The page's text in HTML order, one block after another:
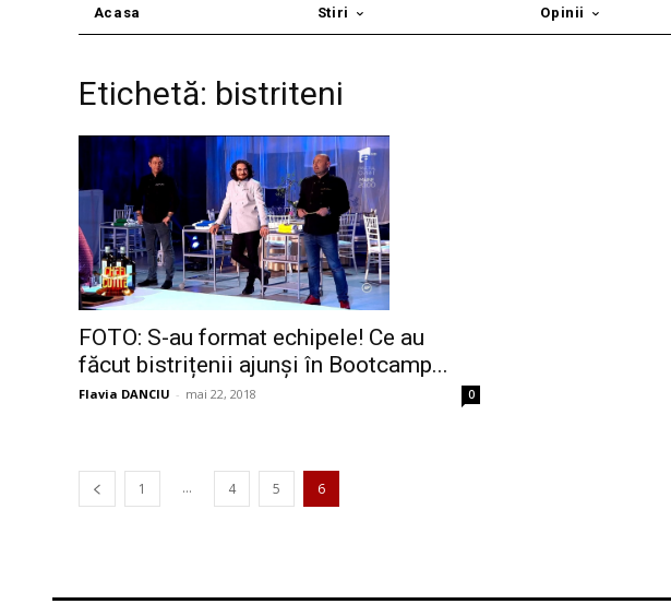
Acasa Stiri Opinii
Etichetă: bistriteni
FOTO: S-au format echipele! Ce au
făcut bistrițenii ajunși în Bootcamp...
Flavia DANCIU - mai 22, 2018 0
1 ... 4 5 6